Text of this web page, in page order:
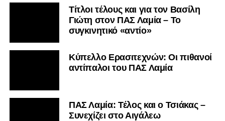
Τίτλοι τέλους και για τον Βασίλη
Γιώτη στον ΠΑΣ Λαμία – Το
συγκινητικό «αντίο»
Κύπελλο Ερασιτεχνών: Οι πιθανοί
αντίπαλοι του ΠΑΣ Λαμία
ΠΑΣ Λαμία: Τέλος και ο Τσιάκας –
Συνεχίζει στο Αιγάλεω